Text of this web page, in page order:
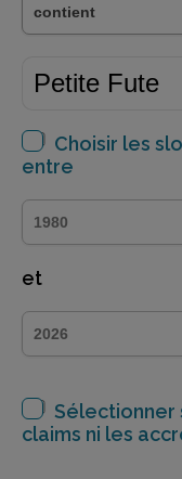
Choisir les
entre
et
Sélectionner
claims ni les